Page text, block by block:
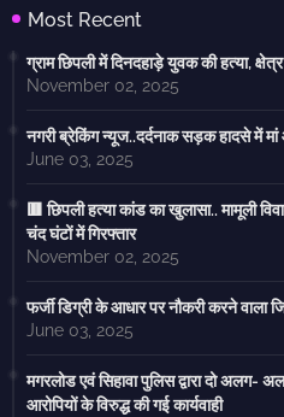
Most Recent
ग्राम छिपली में दिनदहाड़े युवक की हत्या,
November 02, 2025
नगरी ब्रेकिंग न्यूज..दर्दनाक सड़क हादसे में
June 03, 2025
🟥 छिपली हत्या कांड का खुलासा.. मामूली
चंद घंटों में गिरफ्तार
November 02, 2025
फर्जी डिग्री के आधार पर नौकरी करने वाला
June 03, 2025
मगरलोड एवं सिहावा पुलिस द्वारा दो अलग-
आरोपियों के विरुद्ध की गई कार्यवाही